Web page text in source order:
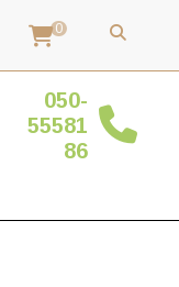
0
050-
55581
86